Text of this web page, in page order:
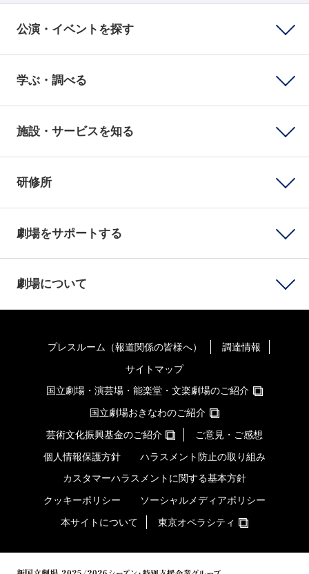
公演・イベントを探す
学ぶ・調べる
施設・サービスを知る
研修所
劇場をサポートする
劇場について
プレスルーム（報道関係の皆様へ）
調達情報
サイトマップ
国立劇場・演芸場・能楽堂・文楽劇場のご紹介
国立劇場おきなわのご紹介
芸術文化振興基金のご紹介
ご意見・ご感想
個人情報保護方針
ハラスメント防止の取り組み
カスタマーハラスメントに関する基本方針
クッキーポリシー
ソーシャルメディアポリシー
本サイトについて
東京オペラシティ